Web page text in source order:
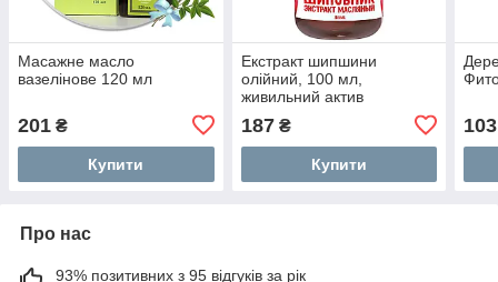
Масажне масло
вазелінове 120 мл
201 ₴
Купити
Екстракт шипшини
олійний, 100 мл,
живильний актив
187₴
Купити
103
Про нас
93% позитивних з 95 відгуків за рік